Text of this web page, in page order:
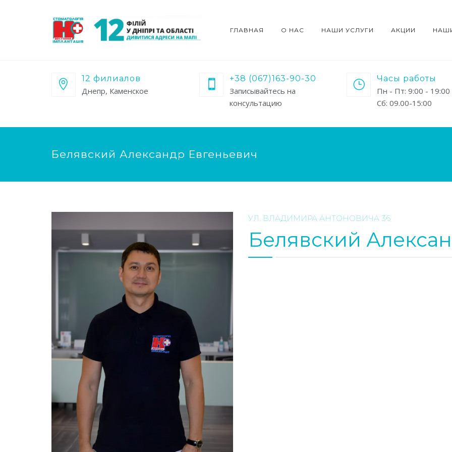
ГЛАВНАЯ О НАС НАШИ УСЛУГИ АКЦИИ
12 филиалов
Днепр, Каменское
+38 (067)163-90-30
Записывайтесь на
консультацию
Часы работы
Пн - Пт: 9:00 - 19:00
Сб: 09.00-15:00
Белявский Александр Евгеньевич
УЛ. ВЛАДИМИРА АНТОНОВИЧА 36
Белявский